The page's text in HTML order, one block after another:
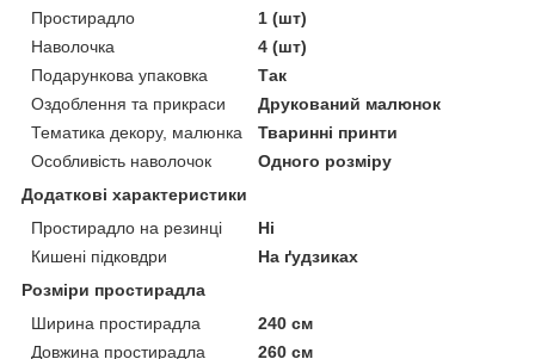
Простирадло
1 (шт)
Наволочка
4 (шт)
Подарункова упаковка
Так
Оздоблення та прикраси
Друкований малюнок
Тематика декору, малюнка
Тваринні принти
Особливість наволочок
Одного розміру
Додаткові характеристики
Простирадло на резинці
Ні
Кишені підковдри
На ґудзиках
Розміри простирадла
Ширина простирадла
240 см
Довжина простирадла
260 см